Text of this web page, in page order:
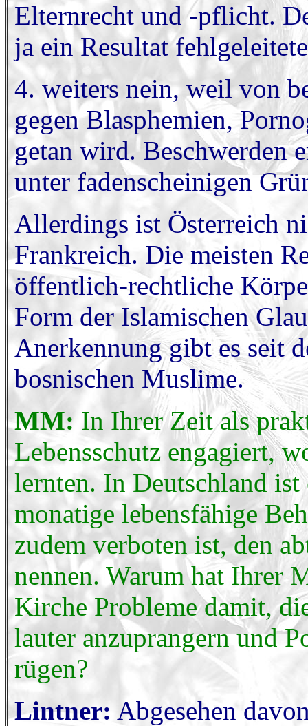
Elternrecht und -pflicht.
ja ein Resultat
4. weiters nein, weil von
gegen Blasphemien,
getan wird. Beschwerden
unter fadenscheinigen
Allerdings ist Österreich
Frankreich. Die meisten
öffentlich-rechtliche
Form der Islamischen
Anerkennung gibt es seit
bosnischen Muslime.
MM: In Ihrer Zeit als
Lebensschutz engagiert,
lernten. In Deutschland
monatige lebensfähige
zudem verboten ist, den
nennen. Warum hat Ihrer
Kirche Probleme damit,
lauter anzuprangern und
rügen?
Lintner: Abgesehen